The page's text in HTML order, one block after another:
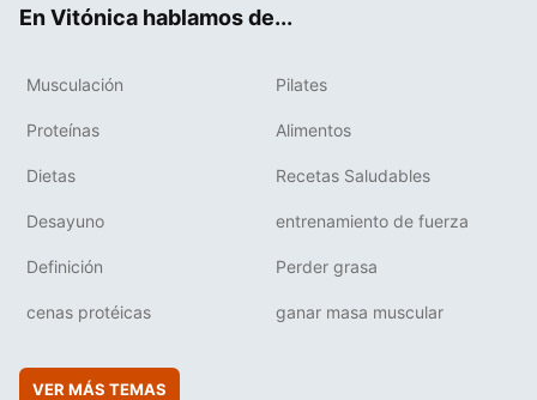
En Vitónica hablamos de...
Musculación Pilates
Proteínas Alimentos
Dietas Recetas Saludables
Desayuno entrenamiento de fuerza
Definición Perder grasa
cenas protéicas ganar masa muscular
VER MÁS TEMAS